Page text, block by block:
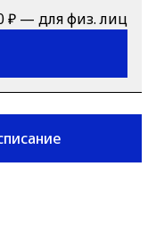
₽ — для физ. лиц